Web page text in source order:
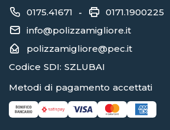
0175.41671 -
0171.1900225
info@polizzamigliore.it
polizzamigliore@pec.it
Codice SDI: SZLUBAI
Metodi di pagamento accettati